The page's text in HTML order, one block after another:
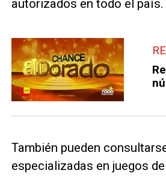
autorizados en todo el país.
También pueden
especializadas en juegos